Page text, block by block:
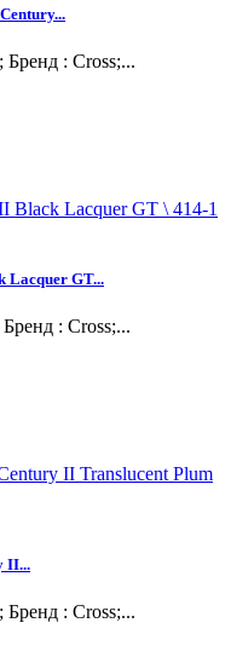
: Cross;...
Lacquer GT...
: Cross;...
II...
: Cross;...